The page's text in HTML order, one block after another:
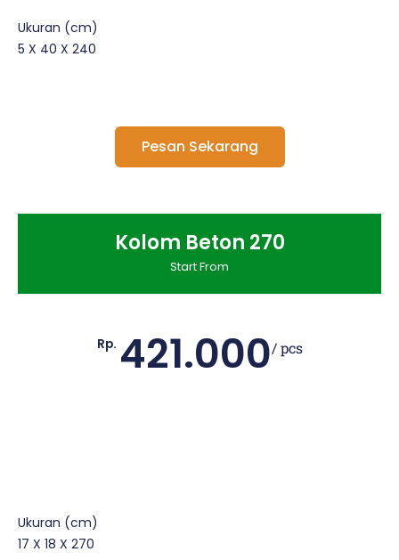
Ukuran (cm)
5 X 40 X 240
Pesan Sekarang
Kolom Beton 270
Start From
Rp. 421.000/ pcs
Ukuran (cm)
17 X 18 X 270